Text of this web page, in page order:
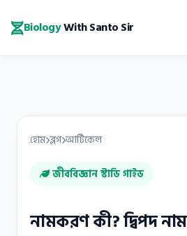
BiologyWith Santo Sir
হোম ব্লগ আর্টিকেল
জীববিজ্ঞান স্টাডি গাইড
নামকরণ কী? দ্বিপদ